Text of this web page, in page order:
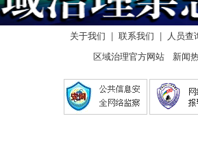
关于我们 联系我们
人员查
区域治理官方网站 新闻